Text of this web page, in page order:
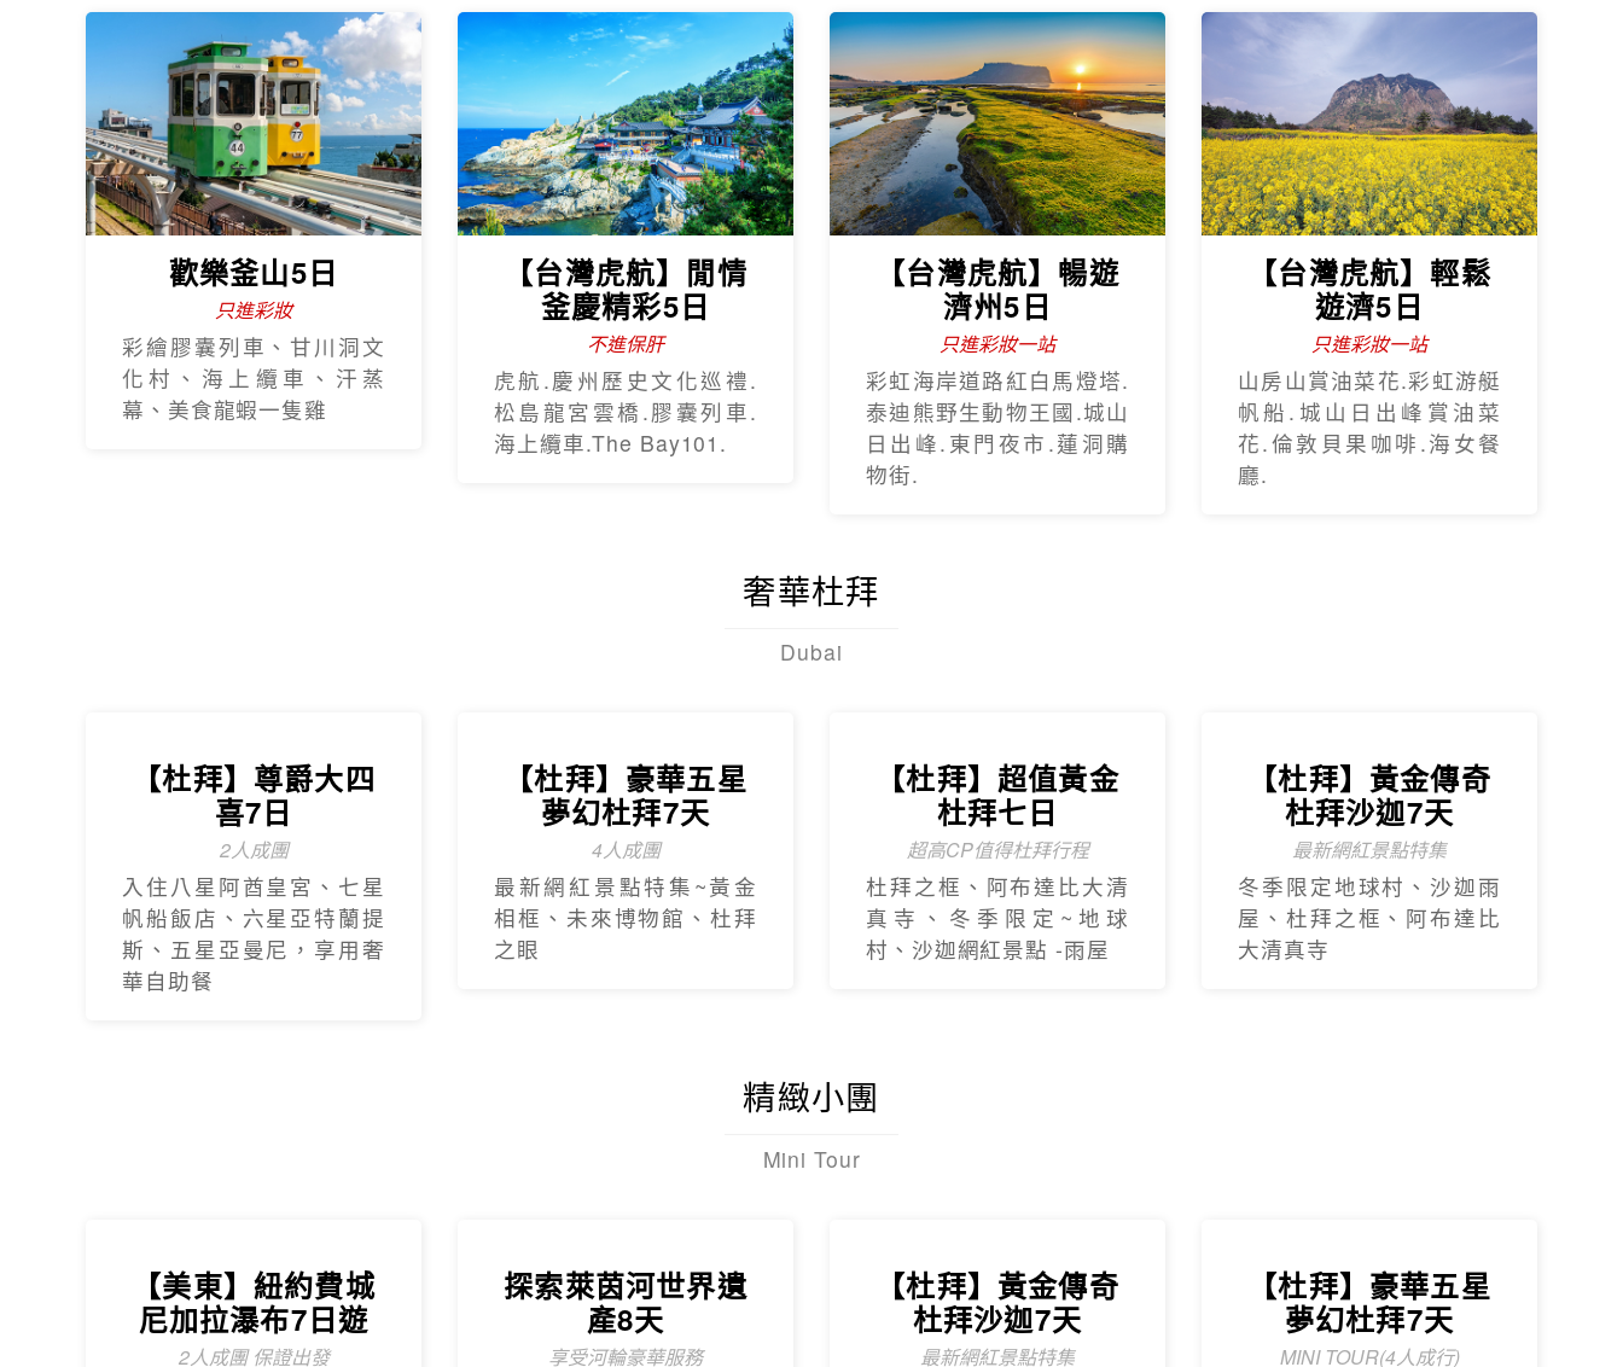
歡樂釜山5日
只進彩妝
彩繪膠囊列車、甘川洞文
化村、海上纜車、汗蒸
幕、美食龍蝦一隻雞
【台灣虎航】閒情
釜慶精彩5日
不進保肝
虎航.慶州歷史文化巡禮.
松島龍宮雲橋.膠囊列車.
海上纜車.The Bay101.
【台灣虎航】暢遊
濟州5日
只進彩妝一站
彩虹海岸道路紅白馬燈塔.
泰迪熊野生動物王國.城山
日出峰.東門夜市.蓮洞購
物街.
【台灣虎航】輕鬆
遊濟5日
只進彩妝一站
山房山賞油菜花.彩虹游艇
帆船.城山日出峰賞油菜
花.倫敦貝果咖啡.海女餐
廳.
奢華杜拜
Dubai
【杜拜】尊爵大四
喜7日
2人成團
入住八星阿酋皇宮、七星
帆船飯店、六星亞特蘭提
斯、五星亞曼尼，享用奢
華自助餐
【杜拜】豪華五星
夢幻杜拜7天
4人成團
最新網紅景點特集~黃金
相框、未來博物館、杜拜
之眼
【杜拜】超值黃金
杜拜七日
超高CP值得杜拜行程
杜拜之框、阿布達比大清
真寺、冬季限定~地球
村、沙迦網紅景點 -⾬屋
【杜拜】黃金傳奇
杜拜沙迦7天
最新網紅景點特集
冬季限定地球村、沙迦⾬
屋、杜拜之框、阿布達比
大清真寺
精緻小團
Mini Tour
【美東】紐約費城
尼加拉瀑布7日遊
2人成團 保證出發
探索萊茵河世界遺
產8天
享受河輪豪華服務
【杜拜】黃金傳奇
杜拜沙迦7天
最新網紅景點特集
【杜拜】豪華五星
夢幻杜拜7天
MINI TOUR(4人成行)